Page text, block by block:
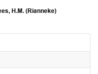
H.M. (Rianneke)